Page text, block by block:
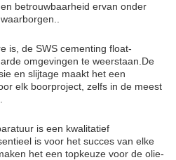
betrouwbaarheid ervan onder
is, de SWS cementing float-
omgevingen te weerstaan.De
en slijtage maakt het een
elk boorproject, zelfs in de meest
is een kwalitatief
is voor het succes van elke
het een topkeuze voor de olie-